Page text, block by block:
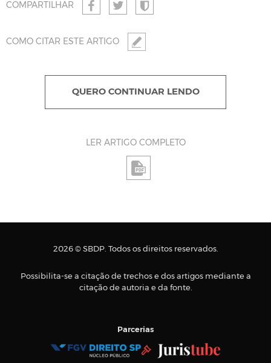
COMPARTILHAR
QUERO CONTINUAR LENDO
LER ARTIGO COMPLETO
COMO CITAR ESTE ARTIGO
2026 © SBDP. Todos os direitos reservados.
Possibilita-se a citação de trechos e dos artigos mediante a
citação de autoria e da fonte.
Parcerias